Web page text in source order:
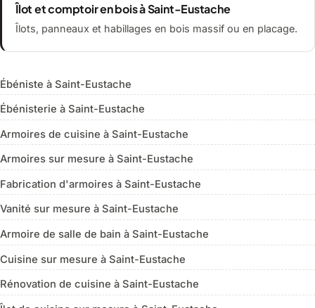
Îlot et comptoir en bois à Saint-Eustache
Îlots, panneaux et habillages en bois massif ou en placage.
Ébéniste à Saint-Eustache
Ébénisterie à Saint-Eustache
Armoires de cuisine à Saint-Eustache
Armoires sur mesure à Saint-Eustache
Fabrication d'armoires à Saint-Eustache
Vanité sur mesure à Saint-Eustache
Armoire de salle de bain à Saint-Eustache
Cuisine sur mesure à Saint-Eustache
Rénovation de cuisine à Saint-Eustache